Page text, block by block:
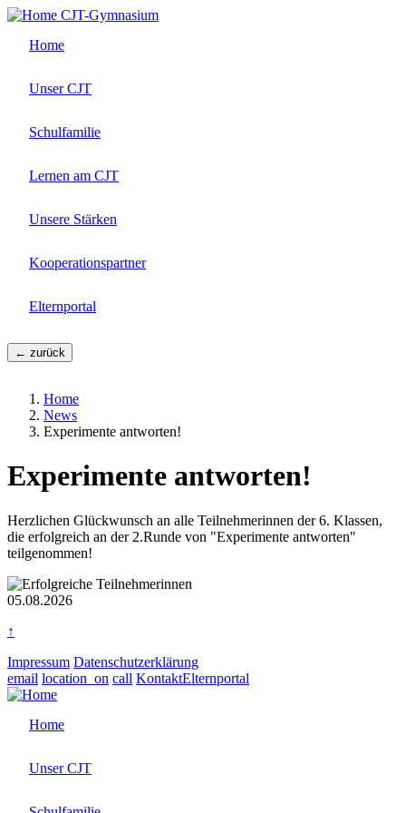
Direkt
Inhalt
CJT-Gymnasium
Home
Unser CJT
Schulfamilie
Lernen am CJT
Unsere Stärken
Kooperationspartner
Elternportal
← zurück
Home
News
Experimente antworten!
Experimente antworten!
Textkörper
Herzlichen Glückwunsch an alle Teilnehmerinnen der 6. Klassen,
die erfolgreich an der 2.Runde von "Experimente antworten"
teilgenommen!
Rasterbild
Zusätzliche Bilder
05.08.2026
↑
Impressum Datenschutzerklärung
email location_on call KontaktElternportal
Home
Unser CJT